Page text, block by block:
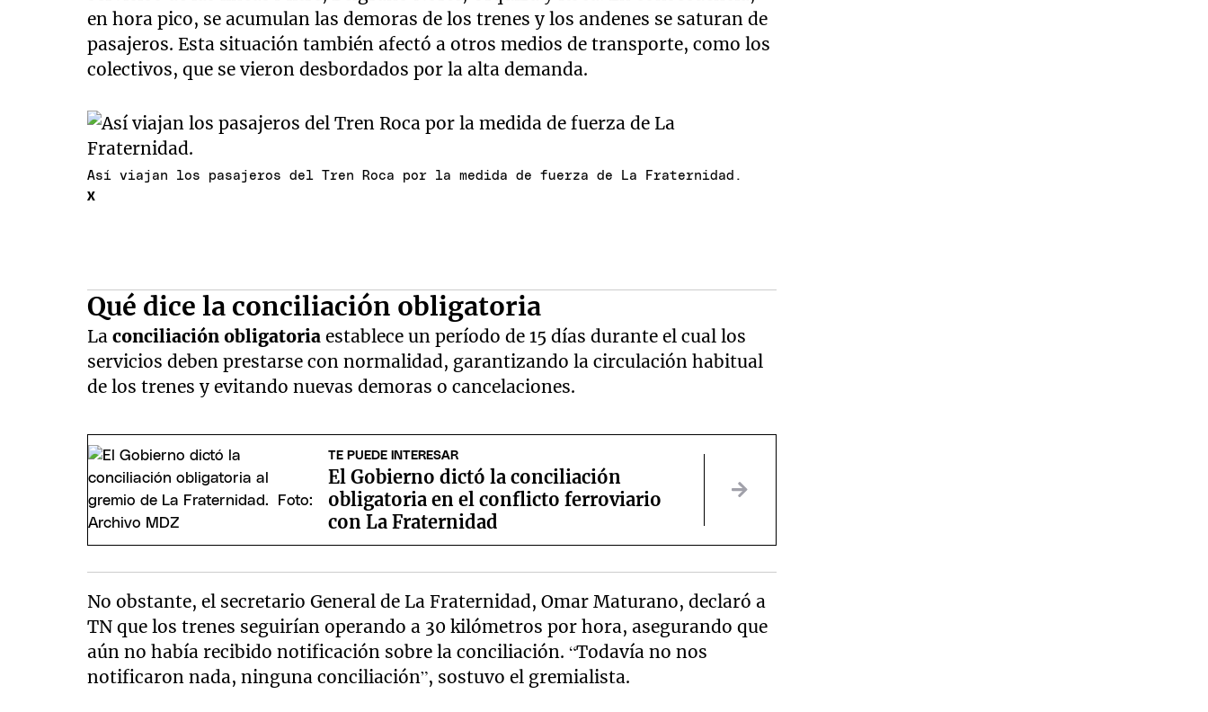
en hora pico, se acumulan las demoras de los trenes y los andenes se saturan de
pasajeros. Esta situación también afectó a otros medios de transporte, como los
colectivos, que se vieron desbordados por la alta demanda.
Así viajan los pasajeros del Tren Roca por la medida de fuerza de La Fraternidad.
X
Qué dice la conciliación obligatoria
Laconciliación obligatoria establece un período de 15 días durante el cual los
servicios deben prestarse con normalidad, garantizando la circulación habitual
de los trenes y evitando nuevas demoras o cancelaciones.
TE PUEDE INTERESAR
El Gobierno dictó la conciliación
obligatoria en el conflicto ferroviario
con La Fraternidad
No obstante, el secretario General de La Fraternidad, Omar Maturano, declaró a
TN que los trenes seguirían operando a 30 kilómetros por hora, asegurando que
aún no había recibido notificación sobre la conciliación. “Todavía no nos
notificaron nada, ninguna conciliación”, sostuvo el gremialista.